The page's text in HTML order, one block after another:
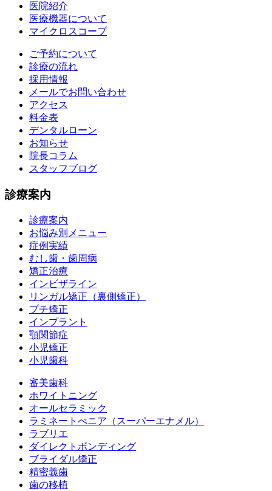
医院紹介
医療機器について
マイクロスコープ
ご予約について
診療の流れ
採用情報
メールでお問い合わせ
アクセス
料金表
デンタルローン
お知らせ
院長コラム
スタッフブログ
診療案内
診療案内
お悩み別メニュー
症例実績
むし歯・歯周病
矯正治療
インビザライン
リンガル矯正（裏側矯正）
プチ矯正
インプラント
顎関節症
小児矯正
小児歯科
審美歯科
ホワイトニング
オールセラミック
ラミネートべニア （スーパーエナメル）
ラブリエ
ダイレクトボンディング
ブライダル矯正
精密義歯
歯の移植